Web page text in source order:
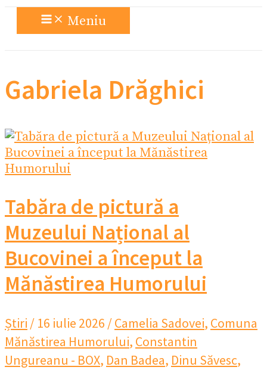
Meniu
Gabriela Drăghici
Tabăra de pictură a
Muzeului Național al
Bucovinei a început la
Mănăstirea Humorului
Știri / 16 iulie 2026 /Camelia Sadovei, Comuna
Mănăstirea Humorului, Constantin
Ungureanu - BOX, Dan Badea, Dinu Săvesc,